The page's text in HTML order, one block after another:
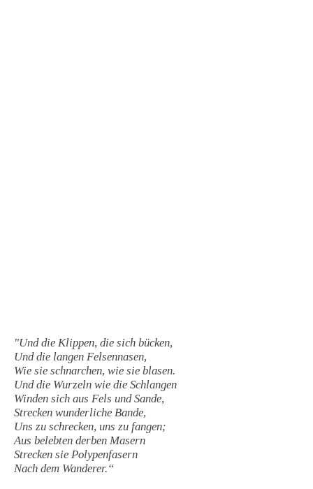
"Und die Klippen, die sich bücken,
Und die langen Felsennasen,
Wie sie schnarchen, wie sie blasen.
Und die Wurzeln wie die Schlangen
Winden sich aus Fels und Sande,
Strecken wunderliche Bande,
Uns zu schrecken, uns zu fangen;
Aus belebten derben Masern
Strecken sie Polypenfasern
Nach dem Wanderer.“